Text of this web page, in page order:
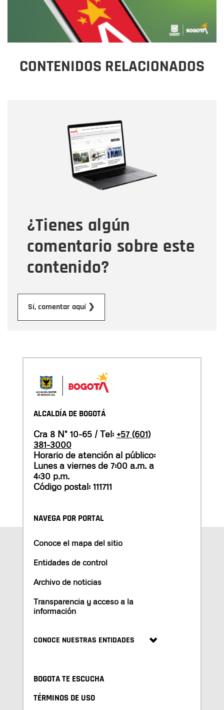
CONTENIDOS RELACIONADOS
¿Tienes algún
comentario sobre este
contenido?
Sí, comentar aquí ❯
Correo electrónico
Tipo de comentario
Mensaje
ALCALDÍA DE BOGOTÁ
Cra 8 N° 10-65 / Tel: +57 (601)
381-3000
Horario de atención al público:
Lunes a viernes de 7:00 a.m. a
4:30 p.m.
Código postal: 111711
NAVEGA POR PORTAL
Conoce el mapa del sitio
Entidades de control
Archivo de noticias
Transparencia y acceso a la
información
CONOCE NUESTRAS ENTIDADES
BOGOTA TE ESCUCHA
TÉRMINOS DE USO